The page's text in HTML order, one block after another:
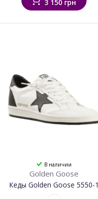
3 150 грн
В наличии
Golden Goose
Кеды Golden Goose 5550-1